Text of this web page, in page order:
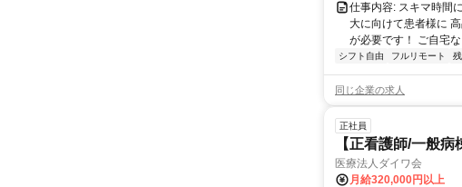
仕事内容: スキマ時間
大に向けて患者様に
が必要です！ ご自宅
シフト自由 フルリモート
同じ企業の求人
正社員
【正看護師/一般病
医療法人ダイワ会
月給320,000円以上